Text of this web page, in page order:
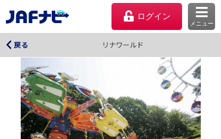
ログイン
メニュー
戻る リナワールド
リナワールド